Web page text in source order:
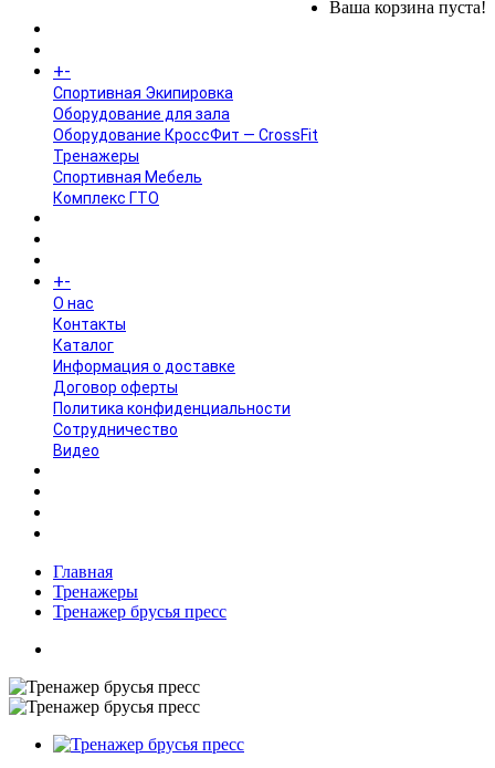
Ваша корзина пуста!
+-
Спортивная Экипировка
Оборудование для зала
Оборудование КроссФит — CrossFit
Тренажеры
Спортивная Мебель
Комплекс ГТО
+-
O нас
Контакты
Каталог
Информация о доставке
Договор оферты
Политика конфиденциальности
Сотрудничество
Видео
Главная
Тренажеры
Тренажер брусья пресс